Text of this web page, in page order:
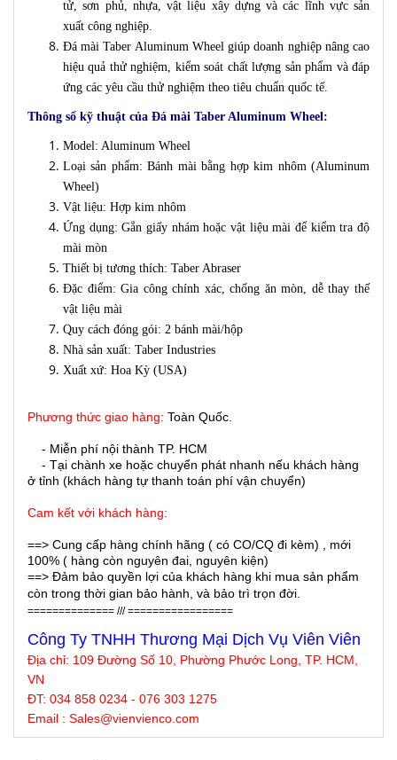
tử, sơn phủ, nhựa, vật liệu xây dựng và các lĩnh vực sản
xuất công nghiệp.
Đá mài Taber Aluminum Wheel giúp doanh nghiệp nâng cao
hiệu quả thử nghiệm, kiểm soát chất lượng sản phẩm và đáp
ứng các yêu cầu thử nghiệm theo tiêu chuẩn quốc tế.
Thông số kỹ thuật của Đá mài Taber Aluminum Wheel:
Model: Aluminum Wheel
Loại sản phẩm: Bánh mài bằng hợp kim nhôm (Aluminum
Wheel)
Vật liệu: Hợp kim nhôm
Ứng dụng: Gắn giấy nhám hoặc vật liệu mài để kiểm tra độ
mài mòn
Thiết bị tương thích: Taber Abraser
Đặc điểm: Gia công chính xác, chống ăn mòn, dễ thay thế
vật liệu mài
Quy cách đóng gói: 2 bánh mài/hộp
Nhà sản xuất: Taber Industries
Xuất xứ: Hoa Kỳ (USA)
Phương thức giao hàng: Toàn Quốc.
- Miễn phí nội thành TP. HCM
- Tại chành xe hoặc chuyển phát nhanh nếu khách hàng
ở tỉnh (khách hàng tự thanh toán phí vận chuyển)
Cam kết với khách hàng:
==> Cung cấp hàng chính hãng ( có CO/CQ đi kèm) , mới
100% ( hàng còn nguyên đai, nguyên kiện)
==> Đảm bảo quyền lợi của khách hàng khi mua sản phẩm
còn trong thời gian bảo hành, và bảo trì trọn đời.
============== /// =================
Công Ty TNHH Thương Mại Dịch Vụ Viên Viên
Địa chỉ: 109 Đường Số 10, Phường Phước Long, TP. HCM,
VN
ĐT: 034 858 0234 - 076 303 1275
Email : Sales@vienvienco .com